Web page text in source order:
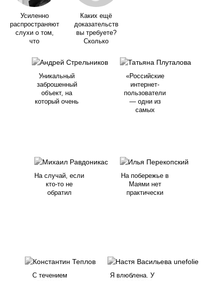
Усиленно
распространяют
слухи о том,
что
Каких ещё
доказательств
вы требуете?
Сколько
Уникальный
заброшенный
объект, на
который очень
«Российские
интернет-
пользователи
— одни из
самых
На случай, если
кто-то не
обратил
На побережье в
Маями нет
практически
С течением
Я влюблена. У